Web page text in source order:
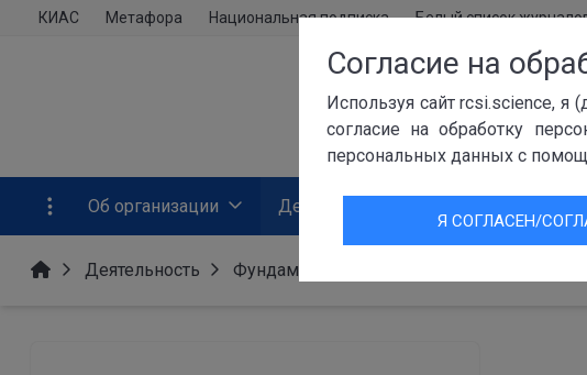
КИАС Метафора Национальная подписка Белый список
Об организации Деятельность
Деятельность Фундаментальные научные исследования
Согласие на
Используя сайт rcsi.science, я
согласие на обработку
персональных данных с
Я СОГЛАСЕН/